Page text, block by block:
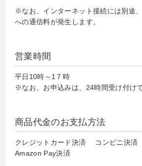
※なお、インターネット接続には別途
への通信料が発生します。
営業時間
平日10時～1７時
※なお、お申込みは、24時間受け付け
商品代金のお支払方法
クレジットカード決済 コンビニ決
Amazon Pay決済